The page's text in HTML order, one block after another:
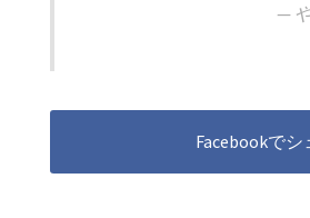
—
Facebookでシ